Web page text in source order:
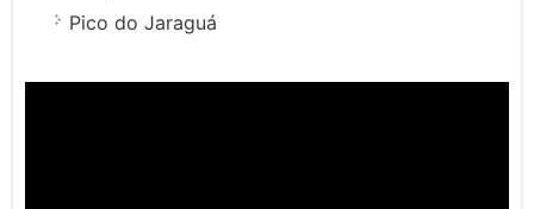
Pico do Jaraguá